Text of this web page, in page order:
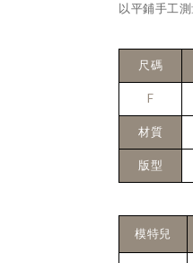
以平鋪手工
尺碼
F
材質
版型
模特兒